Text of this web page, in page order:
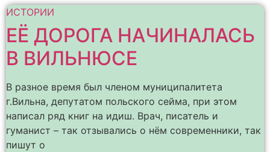
ИСТОРИИ
ЕЁ ДОРОГА НАЧИНАЛАСЬ
В ВИЛЬНЮСЕ
В разное время был членом муниципалитета
г.Вильна, депутатом польского сейма, при этом
написал ряд книг на идиш. Врач, писатель и
гуманист – так отзывались о нём современники, так
пишут о